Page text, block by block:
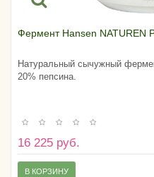
Фермент Hansen NATUREN
Натуральный сычужный
20% пепсина.
16 225 руб.
В КОРЗИНУ